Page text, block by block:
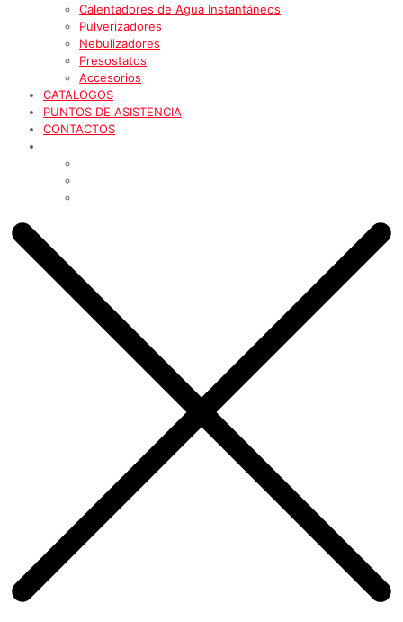
Calentadores de Agua Instantáneos
Pulverizadores
Nebulizadores
Presostatos
Accesorios
CATALOGOS
PUNTOS DE ASISTENCIA
CONTACTOS